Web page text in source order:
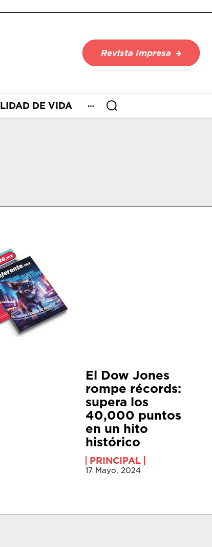
Revista Impresa
DE VIDA
El Dow Jones
rompe récords:
supera los
40,000 puntos
en un hito
histórico
PRINCIPAL
17 Mayo, 2024